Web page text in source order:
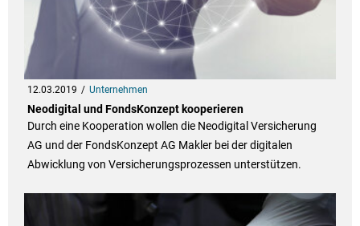
12.03.2019 Unternehmen
Neodigital und FondsKonzept kooperieren
Durch eine Kooperation wollen die Neodigital Versicherung
AG und der FondsKonzept AG Makler bei der digitalen
Abwicklung von Versicherungsprozessen unterstützen.